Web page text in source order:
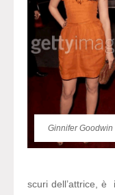
Ginnifer Goodwin
scuri dell’attrice, è